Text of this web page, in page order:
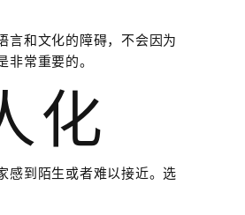
言和文化的障碍，不会因为
常重要的。
化
感到陌生或者难以接近。选